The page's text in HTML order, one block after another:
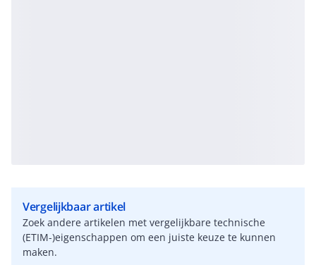
Vergelijkbaar artikel
Zoek andere artikelen met vergelijkbare technische
(ETIM-)eigenschappen om een juiste keuze te kunnen
maken.